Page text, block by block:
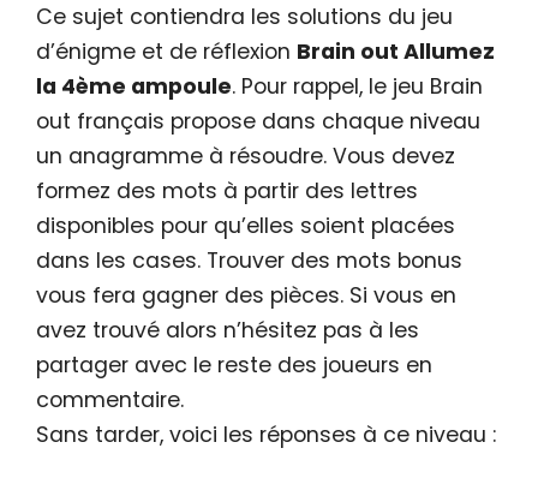
Ce sujet contiendra les solutions du jeu
d’énigme et de réflexion Brain out Allumez
la 4ème ampoule. Pour rappel, le jeu Brain
out français propose dans chaque niveau
un anagramme à résoudre. Vous devez
formez des mots à partir des lettres
disponibles pour qu’elles soient placées
dans les cases. Trouver des mots bonus
vous fera gagner des pièces. Si vous en
avez trouvé alors n’hésitez pas à les
partager avec le reste des joueurs en
commentaire.
Sans tarder, voici les réponses à ce niveau :